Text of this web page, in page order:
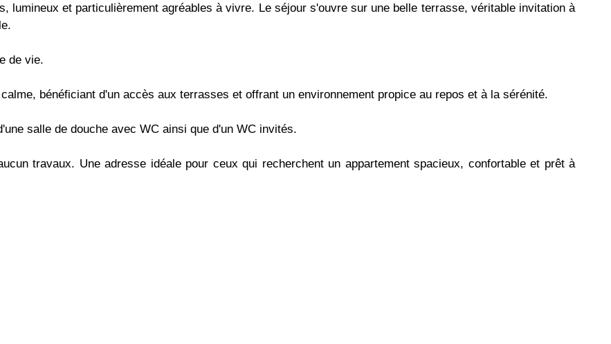
lumineux et particulièrement agréables à vivre. Le séjour s'ouvre sur une belle terrasse, véritable invitation à
de vie.
bénéficiant d'un accès aux terrasses et offrant un environnement propice au repos et à la sérénité.
salle de douche avec WC ainsi que d'un WC invités.
travaux. Une adresse idéale pour ceux qui recherchent un appartement spacieux, confortable et prêt à